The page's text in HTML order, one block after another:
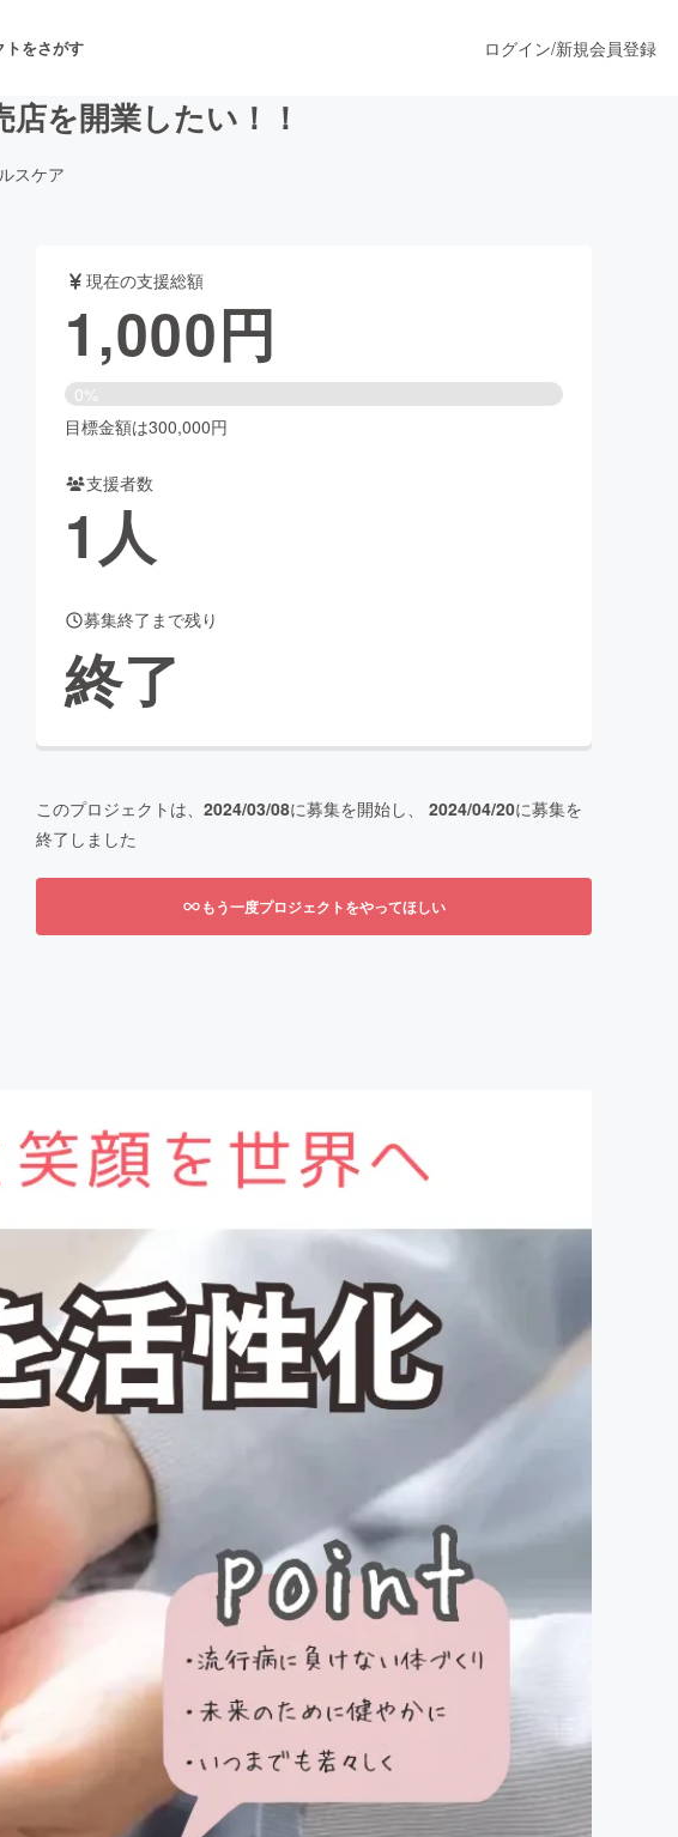
トをさがす
パフォーマンス
漫画
ティー・ヘルスケア
ティ
ログイン/新規会員登録
を開業したい！！
スケア
現在の支援総額
1,000円
0%
目標金額は300,000円
支援者数
1人
募集終了まで残り
終了
このプロジェクトは、 2024/03/08に募集を開始し、 2024/04/20に募集を
終了しました
もう一度プロジェクトをやってほしい